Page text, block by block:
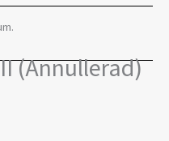
(Annullerad)